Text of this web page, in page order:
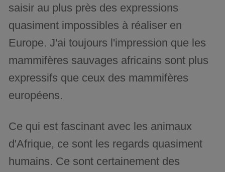
saisir au plus près des expressions
quasiment impossibles à réaliser en
Europe. J'ai toujours l'impression que les
mammifères sauvages africains sont plus
expressifs que ceux des mammifères
européens.
Ce qui est fascinant avec les animaux
d'Afrique, ce sont les regards quasiment
humains. Ce sont certainement des